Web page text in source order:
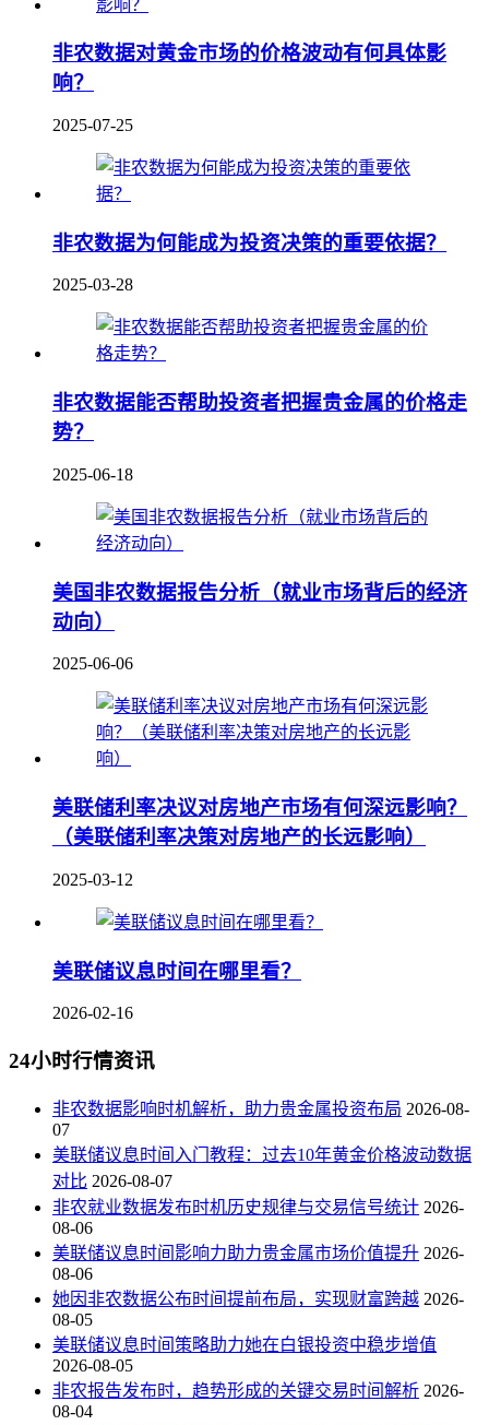
非农数据对黄金市场的价格波动有何具体影
响？
2025-07-25
非农数据为何能成为投资决策的重要依据？
2025-03-28
非农数据能否帮助投资者把握贵金属的价格走
势？
2025-06-18
美国非农数据报告分析（就业市场背后的经济
动向）
2025-06-06
美联储利率决议对房地产市场有何深远影响？
（美联储利率决策对房地产的长远影响）
2025-03-12
美联储议息时间在哪里看？
2026-02-16
24小时行情资讯
非农数据影响时机解析，助力贵金属投资布局 2026-08-
07
美联储议息时间入门教程：过去10年黄金价格波动数据
对比 2026-08-07
非农就业数据发布时机历史规律与交易信号统计 2026-
08-06
美联储议息时间影响力助力贵金属市场价值提升 2026-
08-06
她因非农数据公布时间提前布局，实现财富跨越 2026-
08-05
美联储议息时间策略助力她在白银投资中稳步增值
2026-08-05
非农报告发布时，趋势形成的关键交易时间解析 2026-
08-04